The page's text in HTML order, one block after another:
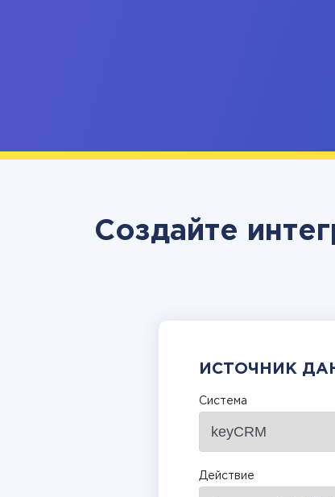
Создайте
ИСТОЧНИК
Система
Действие